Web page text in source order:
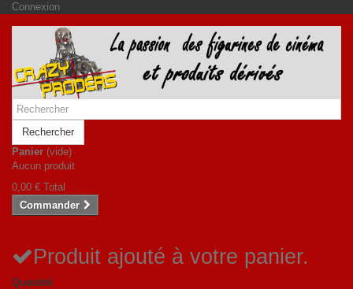
Connexion
Rechercher
Panier (vide)
Aucun produit
0,00 € Total
Commander
Produit ajouté à votre panier.
Quantité